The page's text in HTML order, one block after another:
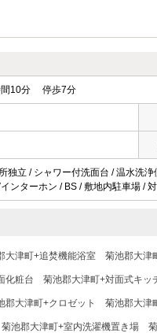
間10分 停歩7分
立 / シャワー付洗面台 / 温水洗
ンターホン / BS / 敷地内駐車場 /
大津町+追焚機能浴室 菊池郡大津
化粧台 菊池郡大津町+対面式キッ
郡大津町+クロゼット 菊池郡大津
菊池郡大津町+室内洗濯機置き場